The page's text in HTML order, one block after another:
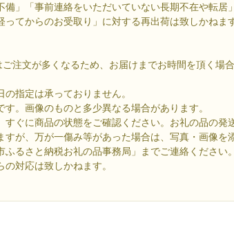
」「事前連絡をいただいていない長期不在や転居
ってからのお受取り」に対する再出荷は致しかねま
注文が多くなるため、お届けまでお時間を頂く場
指定は承っておりません。
。画像のものと多少異なる場合があります。
ぐに商品の状態をご確認ください。お礼の品の発
すが、万が一傷み等があった場合は、写真・画像を
ふるさと納税お礼の品事務局」までご連絡ください
対応は致しかねます。